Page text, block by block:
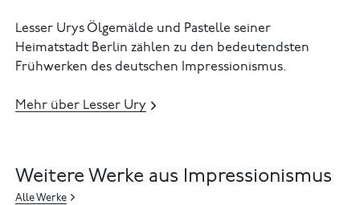
Lesser Urys Ölgemälde und Pastelle seiner
Heimatstadt Berlin zählen zu den bedeutendsten
Frühwerken des deutschen Impressionismus.
Mehr über Lesser Ury
Weitere Werke aus Impressionismus
Alle Werke